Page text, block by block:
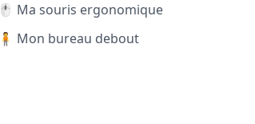
🖱️ Ma souris ergonomique
🧍 Mon bureau debout